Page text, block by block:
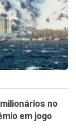
no
em jogo